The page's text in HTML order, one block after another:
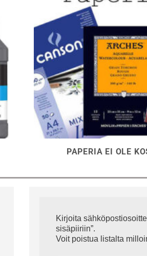
PAPERIA EI OLE
Kirjoita
sisäpiiriin”.
Voit poistua listalta